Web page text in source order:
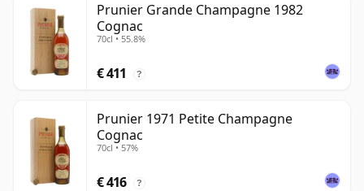
Prunier Grande Champagne 1982
Cognac
70cl • 55.8%
€ 411 ?
Prunier 1971 Petite Champagne
Cognac
70cl • 57%
€ 416 ?